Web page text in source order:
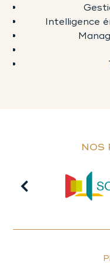
Intelligence
NOS